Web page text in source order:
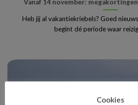
Vanaf 14 november:
Heb jij al vakantiekriebels? Goed
begint dé periode waar
Cookies